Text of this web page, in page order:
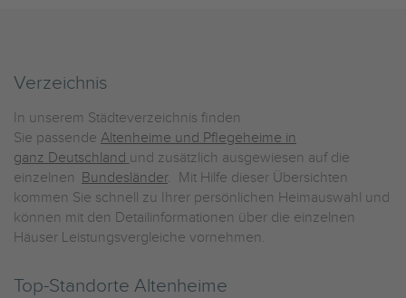
Verzeichnis
In unserem Städteverzeichnis finden
Sie passende Altenheime und Pflegeheime in
ganz Deutschland und zusätzlich ausgewiesen auf die
einzelnen Bundesländer. Mit Hilfe dieser Übersichten
kommen Sie schnell zu Ihrer persönlichen Heimauswahl und
können mit den Detailinformationen über die einzelnen
Häuser Leistungsvergleiche vornehmen.
Top-Standorte Altenheime